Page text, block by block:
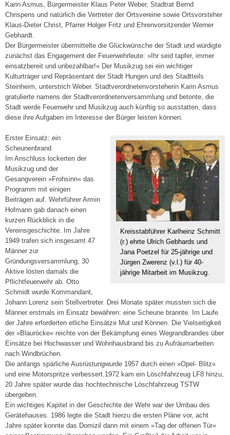
Karin Asmus, Bürgermeister Klaus Peter Weber, Stadtrat Bernd
Chrispens und natürlich die Vertreter der Ortsvereine sowie Ortsvorsteher
Klaus-Dieter Christ, Pfarrer Holger Fritz und Ehrenvorsitzender Werner
Gebhardt.
Der Bürgermeister übermittelte die Glückwünsche der Stadt und würdigte
zunächst das Engagement der Feuerwehrleute: »Ihr seid tapfer, immer
einsatzbereit und unbezahlbar!« Der Musikzug sei ein wichtiger
Kulturträger und Repräsentant der Stadt Hungen und des Stadtteils
Steinheim, unterstrich Weber. Stadtverordnetenvorsteherin Karin Asmus
gratulierte namens der Stadtverordnetenversammlung und betonte, die
Stadt werde Feuerwehr und Musikzug auch künftig so ausstatten, dass
diese ihre Aufgaben im Interesse der Bürger leisten können.
Kreisstabführer Karlheinz Schmitt
(r.) ehrte Ulrich Gebhards und
Jana Poetzel für 25-jährige und
Jürgen Zwerenz (v.l.) für 40-
jährige Mitarbeit im Musikzug.
Erster Einsatz: ein
Scheunenbrand
Im Anschluss lockerten der
Musikzug und der
Gesangverein »Frohsinn« das
Programm mit einigen
Beiträgen auf. Wehrführer Armin
Hofmann gab danach einen
kurzen Rückblick in die
Vereinsgeschichte. Im Jahre
1949 trafen sich insgesamt 47
Männer zur
Gründungsversammlung; 30
Aktive lösten damals die
Pflichtfeuerwehr ab. Otto
Schmidt wurde Kommandant,
Johann Lorenz sein Stellvertreter. Drei Monate später mussten sich die
Männer erstmals im Einsatz bewähren: eine Scheune brannte. Im Laufe
der Jahre erforderten etliche Einsätze Mut und Können. Die Vielseitigkeit
der »Blauröcke« reichte von der Bekämpfung eines Wegrandbrandes über
Einsätze bei Hochwasser und Wohnhausbrand bis zu Aufräumarbeiten
nach Windbrüchen.
Die anfangs spärliche Ausrüstungwurde 1957 durch einen »Opel- Blitz«
und eine Motorspritze verbessert.1972 kam ein Löschfahrzeug LF8 hinzu,
20 Jahre später wurde das hochtechnische Löschfahrzeug TSTW
übergeben.
Ein wichtiges Kapitel in der Geschichte der Wehr war der Umbau des
Gerätehauses. 1986 legte die Stadt hierzu die ersten Pläne vor, acht
Jahre später konnte das Domizil dann mit einem »Tag der offenen Tür«